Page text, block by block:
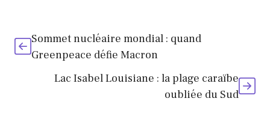
Sommet nucléaire mondial : quand
Greenpeace défie Macron
Lac Isabel Louisiane : la plage caraïbe
oubliée du Sud